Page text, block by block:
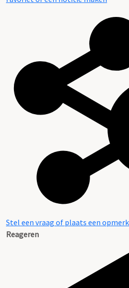
Stel een vraag of plaats een
Reageren